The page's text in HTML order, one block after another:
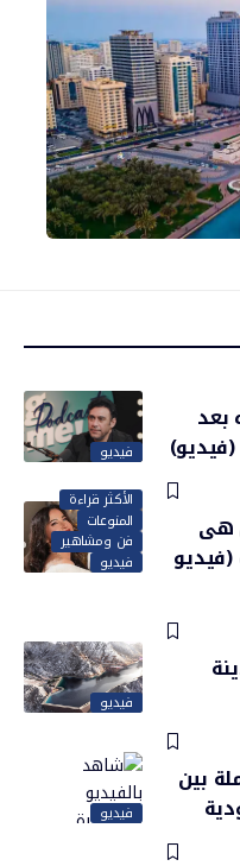
فيديو
الأكثر قراءة
المنوعات
فن ومشاهير
فيديو
هى
فيديو
فيديو
بين